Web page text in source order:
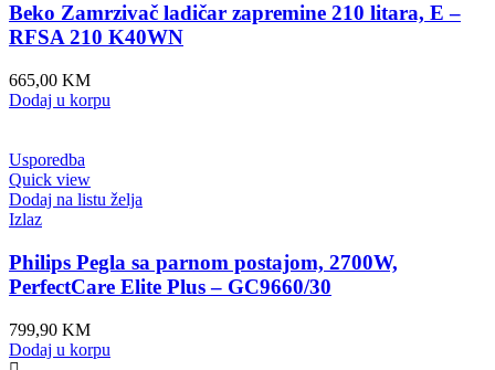
Beko Zamrzivač ladičar zapremine 210 litara, E –
RFSA 210 K40WN
665,00 KM
Dodaj u korpu
Usporedba
Quick view
Dodaj na listu želja
Izlaz
Philips Pegla sa parnom postajom, 2700W,
PerfectCare Elite Plus – GC9660/30
799,90 KM
Dodaj u korpu